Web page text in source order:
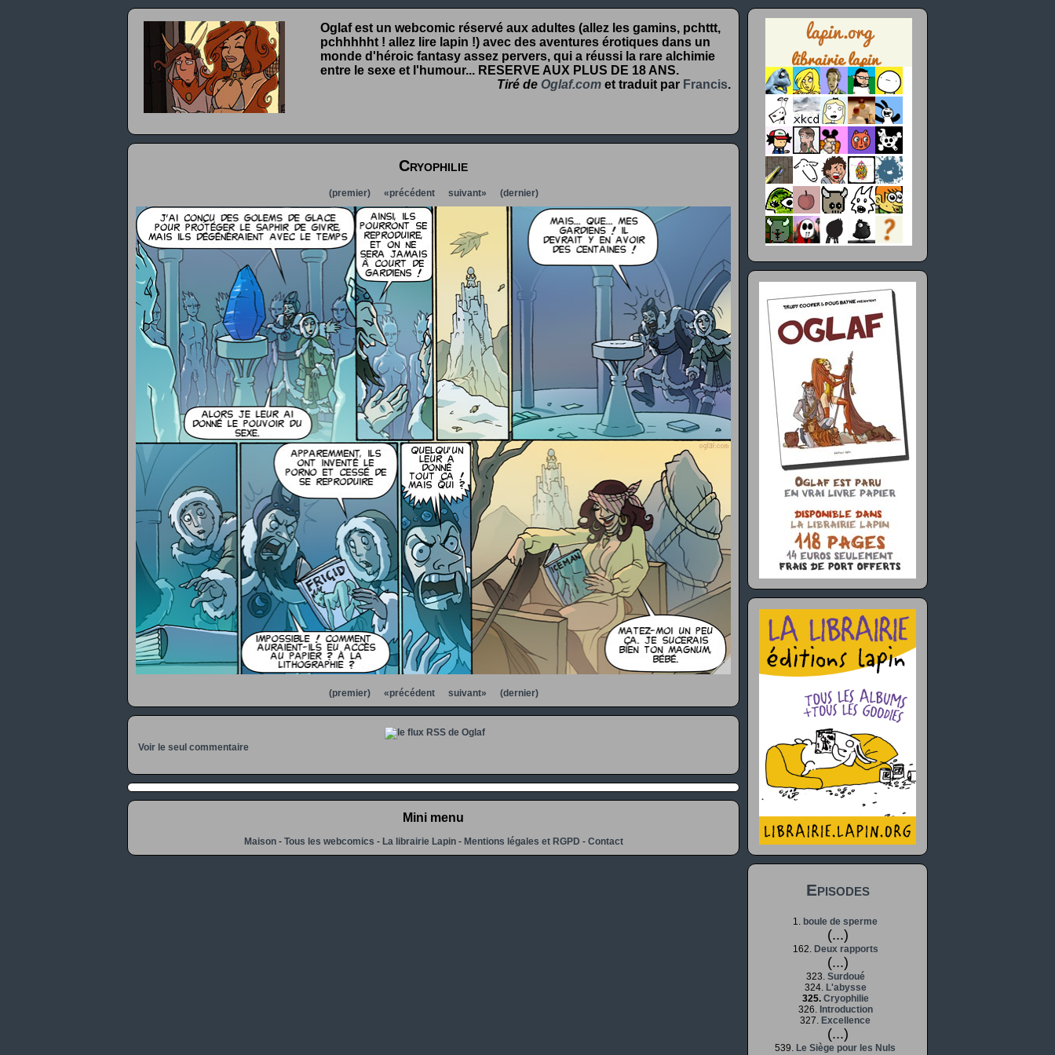
Oglaf est un webcomic réservé aux adultes (allez les gamins, pchttt,
pchhhhht ! allez lire lapin !) avec des aventures érotiques dans un
monde d'héroic fantasy assez pervers, qui a réussi la rare alchimie
entre le sexe et l'humour... RESERVE AUX PLUS DE 18 ANS.
Tiré de Oglaf.com et traduit par Francis.
Cryophilie
(premier) «précédent suivant» (dernier)
(premier) «précédent suivant» (dernier)
Voir le seul commentaire
Mini menu
Maison- Tous les webcomics - La librairie Lapin- Mentions légales et RGPD - Contact
Episodes
1. boule de sperme
(...)
162. Deux rapports
(...)
323. Surdoué
324. L'abysse
325. Cryophilie
326. Introduction
327. Excellence
(...)
539. Le Siège pour les Nuls